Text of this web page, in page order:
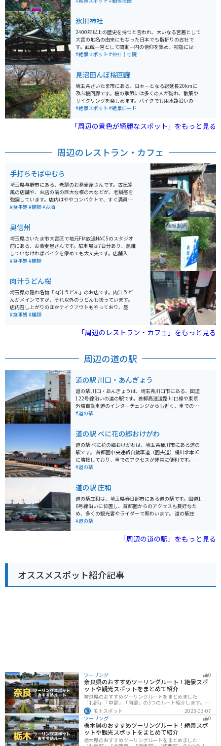
す。 また、園内にはソメイヨシノや八重桜など約60本の
桜が植えられており、春には花見スポットとして親しま
れています。隣接する天祖神社は与野七福神の一つで、
公園には歴史的な趣も感じられる要素が備わっていま
す。 ちょうどGWの時期は大変込み合いますが、混雑し
あるのかと感じてしまいますが、大変素敵な場所です。
氷川神社
2400年以上の歴史を持つと言われ、大いなる宮居として
大宮の地名の由来にもなった日本でも指折りの古社で
す。武蔵一宮として関東一円の信仰を集め、初詣には多
くの参拝者で賑わいます。 家内安全、商売繁昌、交通安
駐車場が利用できます。
#絶景スポット #神社｜寺院
見沼田んぼ桜回廊
埼玉県さいたま市にある、日本一となる総延長20kmに
及ぶ桜回廊です。桜の季節には多くの人が訪れ、散策や
サイクリングを楽しめます。バイクでも用水路沿いの道
や農道を通りながら、桜や菜の花を眺めることが可能で
ができます。田園風景の向こうに新都心の高層ビルが建
っている眺望は、ちょっとシュールです。
#絶景スポット #絶景ロード
「周辺の景色が綺麗なスポット」をもっと見る
周辺のレストラン・カフェ
手打ちそば中むら
埼玉県与野市にある、老舗のお蕎麦屋さんです。古民家
風の店舗や、お店の前の巨大な樫の木などが、老舗感を
強調しています。店内はややコンパクトで、すぐ満員に
なってしまいます。こちらのそばは、太くて黒っぽい田
日・月・木と多い点には要注意。昼営業のみですが、ご
飯ものは置いておらず、お蕎麦がなくなると早く閉店し
てしまいます。
#食事処 #麺類#お酒
奥信州
埼玉県さいたま市大宮区で地元FM放送NAC5のスタジオ
前にある、お蕎麦屋さんです。駐車場は7台分あり、混雑
していなければバイクを停めても大丈夫です。店舗入口
が少し奥まっていて、隠れ家風になっています。ランチ
#食事処 #麺類
肉汁うどん桜
埼玉県の隠れ名物「肉汁うどん」のお店です。肉汁うど
んがメインですが、それ以外のうどんも扱っています。
店内召し上がりのほかテイクアウトもやっており、昼時
は店内・テイクアウト共に人気があります。第2産業道路
#食事処 #麺類
「周辺のレストラン・カフェ」をもっと見る
周辺の道の駅
道の駅 川口・あんぎょう
道の駅 川口・あんぎょうは、埼玉県川口市にある、国道
122号線沿いの道の駅です。首都高速道路 川口線や東京
外環自動車道のインターチェンジからも近く、車でのア
クセスが良好です。 地元農産物の直売所では、新鮮な野
の調理器具も販売しており、お土産に最適です。 また、
食事処では、地元産の食材を使用した料理を楽しむこと
ができます。おすすめは、新鮮な野菜をたっぷり使った
「あんぎょううどん」です。 バイクで訪れる場合、道の
駅に隣接する荒川河川敷には、広々とした無料駐車場が
は、荒川の土手沿いを走るサイクリングロードもあり、
サイクリングを楽しむこともできます。
#道の駅
道の駅 べに花の郷おけがわ
道の駅 べに花の郷おけがわは、埼玉県桶川市にある道の
駅です。 首都圏中央連絡自動車道（圏央道）桶川北本IC
に隣接しており、車でのアクセスが非常に便利です。 バ
イクで訪れる場合も、駐車場が広いため安心して駐輪で
ます。 桶川市はベニバナ（紅花）の生産が盛んな地域で
あり、道の駅 べに花の郷おけがわでも、ベニバナ関連の
商品を多数取り扱っています。 紅花染め体験なども開催
されているので、興味のある方はぜひ参加してみてくだ
さい。 また、桶川市は、中山道の宿場町として栄えた歴
ポットがいくつかあるので、散策してみるのも良いでし
ブやツーリングの休憩場所として、ぜひ立ち寄ってみて
ください。 近隣には、桶川市歴史民俗資料館や、桶川ス
ポーツランドなど、様々な観光スポットがあります。 少
ーリングの休憩場所としてだけでなく、目的地としても
おすすめです。
#道の駅
道の駅 庄和
道の駅庄和は、埼玉県春日部市にある道の駅です。国道1
6号線沿いに位置し、首都圏からのアクセスも良好なた
め、多くの観光客やライダーで賑わいます。 道の駅庄和
の魅力は、なんといっても地元の新鮮な農産物が手に入
ばかりの野菜や果物がずらりと並び、見ているだけでも
楽しくなります。特に、春日部市特産の梨は、みずみず
品です。ライダーの方には、ボリューム満点のメニュー
がおすすめです。 周辺には、あけぼの山農業公園や首都
圏外郭放水路など、観光スポットも充実しています。あ
#道の駅
「周辺の道の駅」をもっと見る
オススメスポット紹介記事
ツーリング 0
奈良県のおすすめツーリングルート！絶景スポ
ットや観光スポットをまとめて紹介
奈良県のおすすめツーリングルートをまとめました！
「北部」「中部」「南部」の3つのルート紹介します。歴
史のある神社寺院が多数あり、自然豊かや山々、グルメ
を満喫するツーリングができます。バイクで奈良県にツ
ーリングに行く際は参考にしてください。
モトスポット
2023-03-07
ツーリング
0
栃木県のおすすめツーリングルート！絶景スポ
ットや観光スポットをまとめて紹介
栃木県のおすすめツーリングルートをまとめました！